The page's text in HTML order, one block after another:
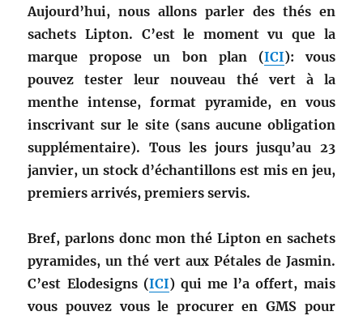
Aujourd’hui, nous allons parler des thés en
sachets Lipton. C’est le moment vu que la
marque propose un bon plan (ICI): vous
pouvez tester leur nouveau thé vert à la
menthe intense, format pyramide, en vous
inscrivant sur le site (sans aucune obligation
supplémentaire). Tous les jours jusqu’au 23
janvier, un stock d’échantillons est mis en jeu,
premiers arrivés, premiers servis.
Bref, parlons donc mon thé Lipton en sachets
pyramides, un thé vert aux Pétales de Jasmin.
C’est Elodesigns (ICI) qui me l’a offert, mais
vous pouvez vous le procurer en GMS pour